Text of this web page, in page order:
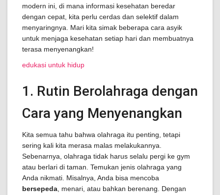
modern ini, di mana informasi kesehatan beredar
dengan cepat, kita perlu cerdas dan selektif dalam
menyaringnya. Mari kita simak beberapa cara asyik
untuk menjaga kesehatan setiap hari dan membuatnya
terasa menyenangkan!
edukasi untuk hidup
1. Rutin Berolahraga dengan
Cara yang Menyenangkan
Kita semua tahu bahwa olahraga itu penting, tetapi
sering kali kita merasa malas melakukannya.
Sebenarnya, olahraga tidak harus selalu pergi ke gym
atau berlari di taman. Temukan jenis olahraga yang
Anda nikmati. Misalnya, Anda bisa mencoba
bersepeda , menari, atau bahkan berenang. Dengan